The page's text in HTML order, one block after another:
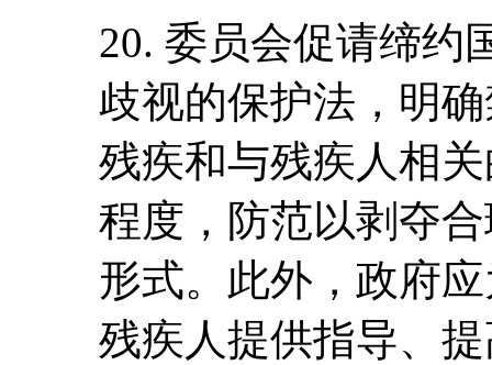
20. 委员会促请缔约
歧视的保护法，明
残疾和与残疾人相
程度，防范以剥夺
形式。此外，政府
残疾人提供指导、